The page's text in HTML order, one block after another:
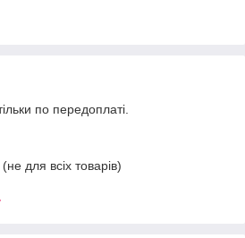
по передоплаті.
для всіх товарів)